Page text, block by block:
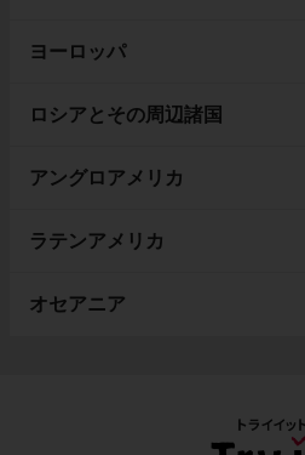
ヨーロッパ
ロシアとその周辺諸国
アングロアメリカ
ラテンアメリカ
オセアニア